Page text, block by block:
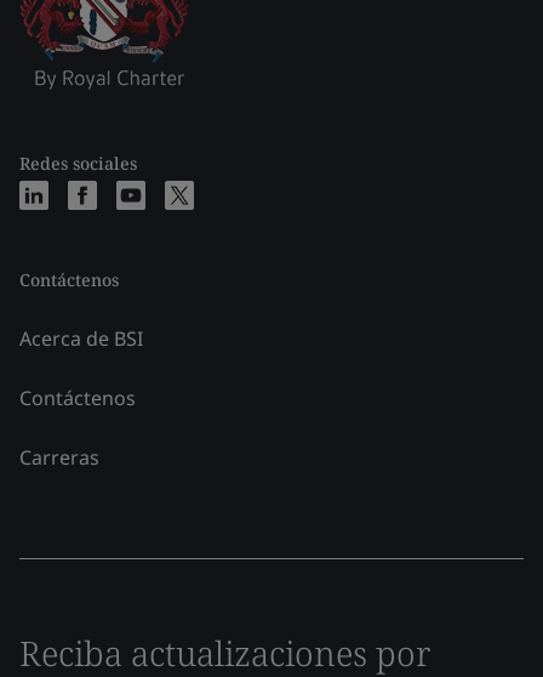
Redes sociales
Contáctenos
Acerca de BSI
Contáctenos
Carreras
Reciba actualizaciones por